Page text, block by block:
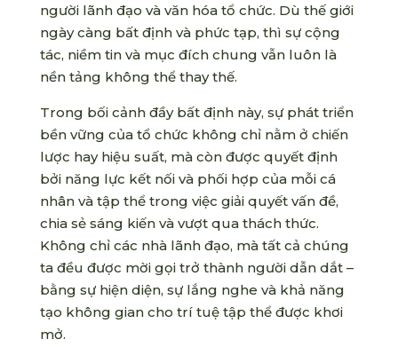
người lãnh đạo và văn hóa tổ chức. Dù thế giới
ngày càng bất định và phức tạp, thì sự cộng
tác, niềm tin và mục đích chung vẫn luôn là
nền tảng không thể thay thế.
Trong bối cảnh đầy bất định này, sự phát triển
bền vững của tổ chức không chỉ nằm ở chiến
lược hay hiệu suất, mà còn được quyết định
bởi năng lực kết nối và phối hợp của mỗi cá
nhân và tập thể trong việc giải quyết vấn đề,
chia sẻ sáng kiến và vượt qua thách thức.
Không chỉ các nhà lãnh đạo, mà tất cả chúng
ta đều được mời gọi trở thành người dẫn dắt –
bằng sự hiện diện, sự lắng nghe và khả năng
tạo không gian cho trí tuệ tập thể được khơi
mở.